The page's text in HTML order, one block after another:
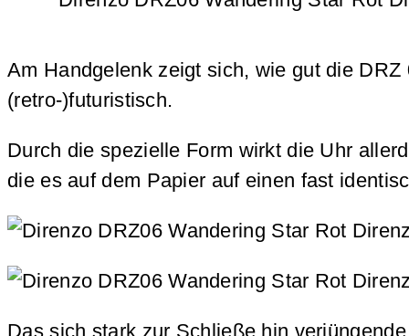
Am Handgelenk zeigt sich, wie gut die
(retro-)futuristisch.
Durch die spezielle Form wirkt die Uhr
die es auf dem Papier auf einen fast
Das sich stark zur Schließe hin